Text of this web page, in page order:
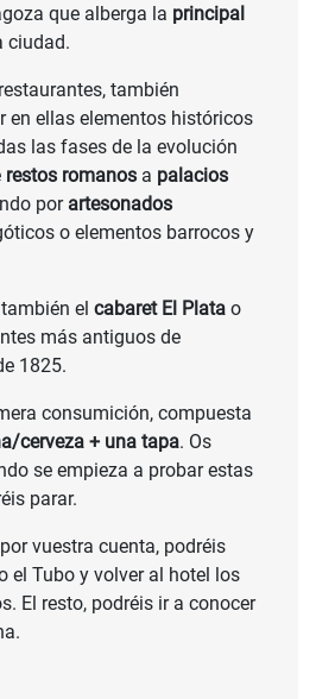
que alberga la principal
ciudad.
también
en ellas elementos históricos
las fases de la evolución
restos romanos a palacios
por artesonados
o elementos barrocos y
el cabaret El Plata o
más antiguos de
1825.
consumición, compuesta
cerveza + una tapa. Os
se empieza a probar estas
parar.
vuestra cuenta, podréis
el Tubo y volver al hotel los
El resto, podréis ir a conocer